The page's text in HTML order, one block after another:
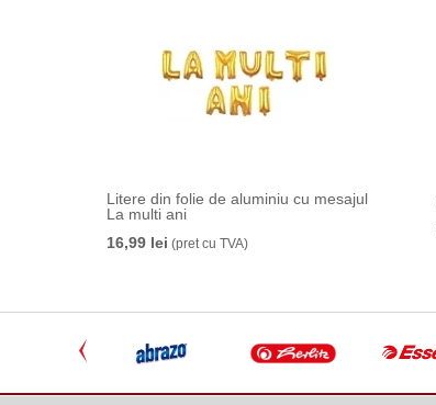
Litere din folie de aluminiu cu mesajul
La multi ani
16,99 lei (pret cu TVA)